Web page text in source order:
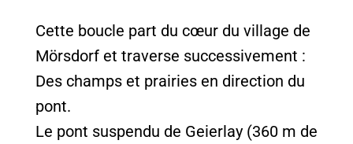
Cette boucle part du cœur du village de
Mörsdorf et traverse successivement :
Des champs et prairies en direction du
pont.
Le pont suspendu de Geierlay (360 m de